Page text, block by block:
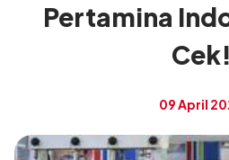
Pertamina
Cek!
09 April